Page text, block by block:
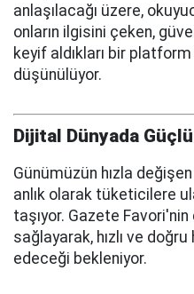
anlaşılacağı üzere,
onların ilgisini çeken,
keyif aldıkları bir
düşünülüyor.
Dijital Dünyada
Günümüzün hızla
anlık olarak tüketicilere
taşıyor. Gazete
sağlayarak, hızlı ve
edeceği bekleniyor.